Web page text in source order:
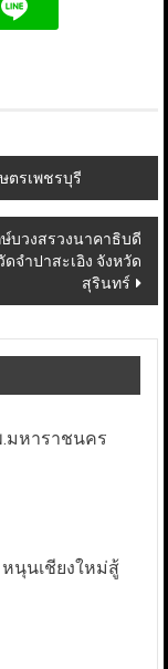
ตรเพชรบุรี
บวงสรวงนาคาธิบดี
จำปาสะเอิง จังหวัด
สุรินทร์
.มหาราชนคร
นุนเชียงใหม่สู้